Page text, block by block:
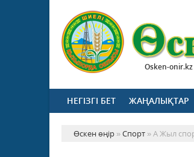
Osken-onir.kz
НЕГІЗГІ БЕТ ЖАҢАЛЫҚТАР
Өскен өңір »Спорт » A Жыл